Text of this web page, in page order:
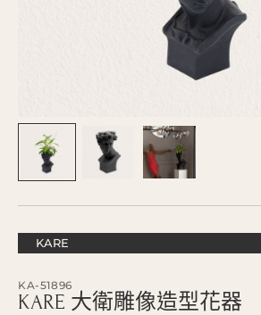
KARE
KA-51896
KARE 大衛雕像造型花器